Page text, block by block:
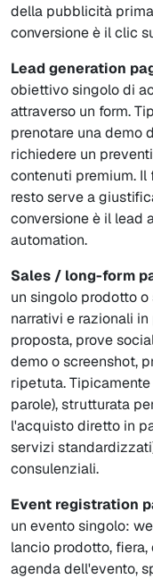
della pubblicità
conversione è il clic
Lead generation
obiettivo singolo di
attraverso un form.
prenotare una demo
richiedere un
contenuti premium.
resto serve a
conversione è il lead
automation.
Sales / long-form
un singolo prodotto
narrativi e razionali
proposta, prove
demo o screenshot,
ripetuta.
parole), strutturata
l'acquisto diretto in
servizi
consulenziali.
Event registration
un evento singolo:
lancio prodotto,
agenda dell'evento,